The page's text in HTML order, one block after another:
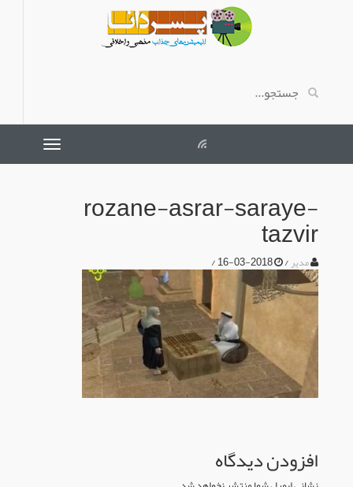
rozane-asrar-saraye-
tazvir
مدیر/
/
افزودن دیدگاه